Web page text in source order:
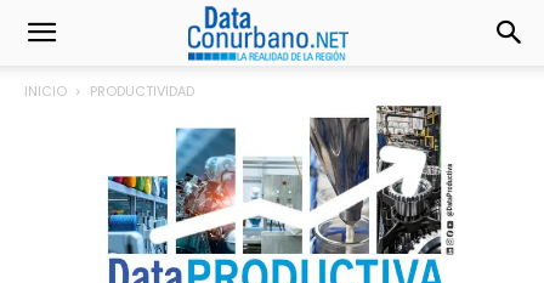
INICIO PRODUCTIVIDAD